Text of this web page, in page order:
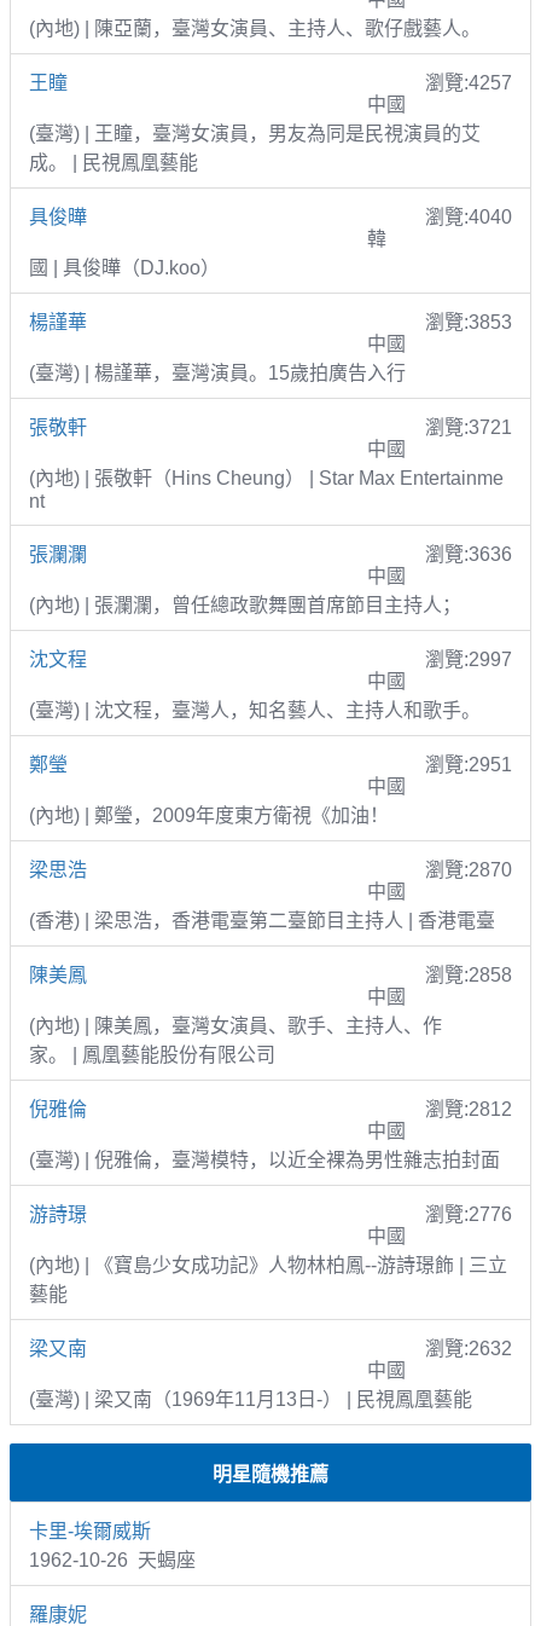
(內地) | 陳亞蘭，臺灣女演員、主持人、歌仔戲藝人。
王瞳
瀏覽:4257
中國
(臺灣) | 王瞳，臺灣女演員，男友為同是民視演員的艾
成。 | 民視鳳凰藝能
具俊曄
瀏覽:4040
韓
國 | 具俊曄（DJ.koo）
楊謹華
瀏覽:3853
中國
(臺灣) | 楊謹華，臺灣演員。15歲拍廣告入行
張敬軒
瀏覽:3721
中國
(內地) | 張敬軒（Hins Cheung） | Star Max Entertainme
nt
張瀾瀾
瀏覽:3636
中國
(內地) | 張瀾瀾，曾任總政歌舞團首席節目主持人；
沈文程
瀏覽:2997
中國
(臺灣) | 沈文程，臺灣人，知名藝人、主持人和歌手。
鄭瑩
瀏覽:2951
中國
(內地) | 鄭瑩，2009年度東方衛視《加油！
梁思浩
瀏覽:2870
中國
(香港) | 梁思浩，香港電臺第二臺節目主持人 | 香港電臺
陳美鳳
瀏覽:2858
中國
(內地) | 陳美鳳，臺灣女演員、歌手、主持人、作
家。 | 鳳凰藝能股份有限公司
倪雅倫
瀏覽:2812
中國
(臺灣) | 倪雅倫，臺灣模特，以近全裸為男性雜志拍封面
游詩璟
瀏覽:2776
中國
(內地) | 《寶島少女成功記》人物林柏鳳--游詩璟飾 | 三立
藝能
梁又南
瀏覽:2632
中國
(臺灣) | 梁又南（1969年11月13日-） | 民視鳳凰藝能
明星隨機推薦
卡里-埃爾威斯
1962-10-26 天蝎座
羅康妮